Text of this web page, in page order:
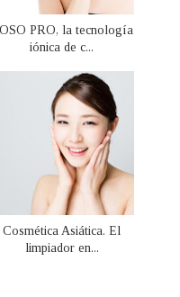
PRO, la tecnología
iónica de c...
Cosmética Asiática. El
limpiador en...